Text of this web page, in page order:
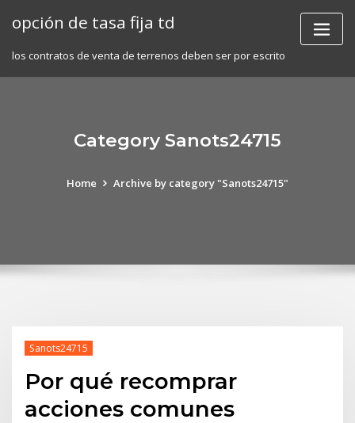
opción de tasa fija td
los contratos de venta de terrenos deben ser por escrito
Category Sanots24715
Home Archive by category "Sanots24715"
Sanots24715
Por qué recomprar
acciones comunes